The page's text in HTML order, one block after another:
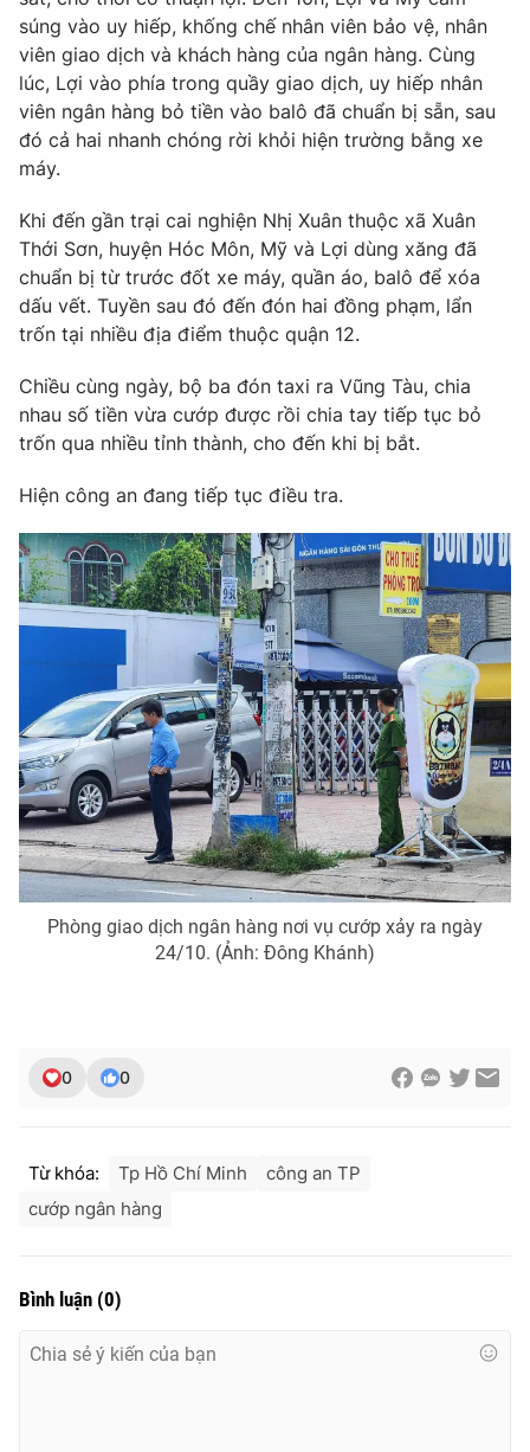
Ðiện thoại Thời báo VTV: 024.66 897 897
Email:
toasoan@vtv.vn
Liên hệ quảng cáo: 024-7300.7108
® Cấm sao chép dưới mọi hình thức nếu không có sự chấp
thuận bằng văn bản. Ghi rõ nguồn VTV.vn khi phát hành lại
thông tin từ website này.
súng vào uy hiếp, khống chế nhân viên bảo vệ, nhân
viên giao dịch và khách hàng của ngân hàng. Cùng
lúc, Lợi vào phía trong quầy giao dịch, uy hiếp nhân
viên ngân hàng bỏ tiền vào balô đã chuẩn bị sẵn, sau
đó cả hai nhanh chóng rời khỏi hiện trường bằng xe
máy.
Khi đến gần trại cai nghiện Nhị Xuân thuộc xã Xuân
Thới Sơn, huyện Hóc Môn, Mỹ và Lợi dùng xăng đã
chuẩn bị từ trước đốt xe máy, quần áo, balô để xóa
dấu vết. Tuyền sau đó đến đón hai đồng phạm, lẩn
trốn tại nhiều địa điểm thuộc quận 12.
Chiều cùng ngày, bộ ba đón taxi ra Vũng Tàu, chia
nhau số tiền vừa cướp được rồi chia tay tiếp tục bỏ
trốn qua nhiều tỉnh thành, cho đến khi bị bắt.
Hiện công an đang tiếp tục điều tra.
Phòng giao dịch ngân hàng nơi vụ cướp xảy ra ngày
24/10. (Ảnh: Đông Khánh)
0 0
Từ khóa: Tp Hồ Chí Minh
công an TP
cướp ngân hàng
Bình luận (0)